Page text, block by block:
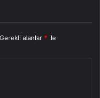
Gerekli alanlar * ile